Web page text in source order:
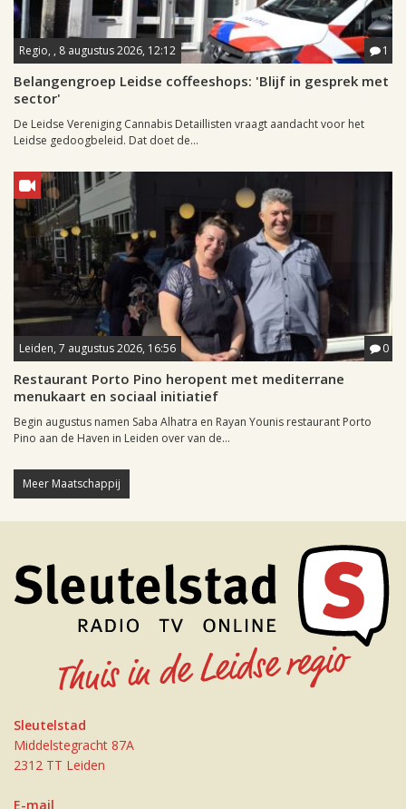
Regio, , 8 augustus 2026, 12:12 1
Belangengroep Leidse coffeeshops: 'Blijf in gesprek met
sector'
De Leidse Vereniging Cannabis Detaillisten vraagt aandacht voor het
Leidse gedoogbeleid. Dat doet de...
Leiden, 7 augustus 2026, 16:56 0
Restaurant Porto Pino heropent met mediterrane
menukaart en sociaal initiatief
Begin augustus namen Saba Alhatra en Rayan Younis restaurant Porto
Pino aan de Haven in Leiden over van de...
Meer Maatschappij
Sleutelstad
Middelstegracht 87A
2312 TT Leiden
E-mail